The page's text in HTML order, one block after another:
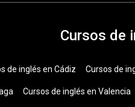
Cursos de
de inglés en Cádiz Cursos de
Cursos de inglés en Valencia